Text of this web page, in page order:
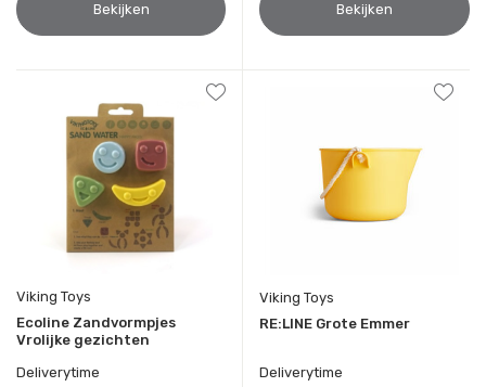
Bekijken Bekijken
Viking Toys
Ecoline Zandvormpjes
Vrolijke gezichten
Deliverytime
Viking Toys
RE:LINE Grote Emmer
Deliverytime